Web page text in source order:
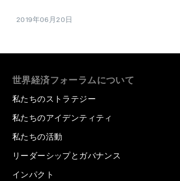
2019年06月20日
世界経済フォーラムについて
私たちのストラテジー
私たちのアイデンティティ
私たちの活動
リーダーシップとガバナンス
インパクト